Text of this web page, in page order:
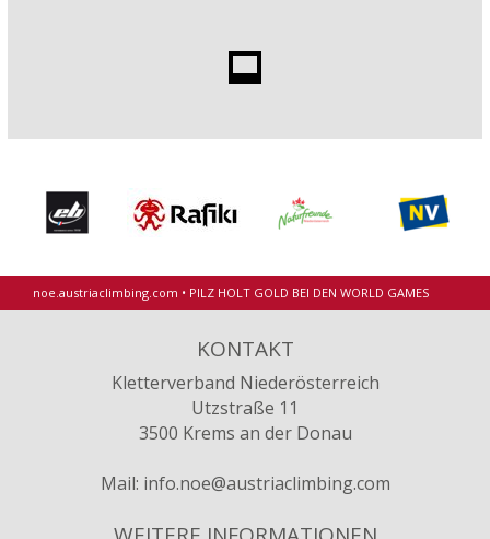
noe.austriaclimbing.com • PILZ HOLT GOLD BEI DEN WORLD GAMES
KONTAKT
Kletterverband Niederösterreich
Utzstraße 11
3500 Krems an der Donau
Mail: info.noe@austriaclimbing.com